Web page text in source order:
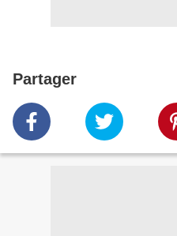
Partager